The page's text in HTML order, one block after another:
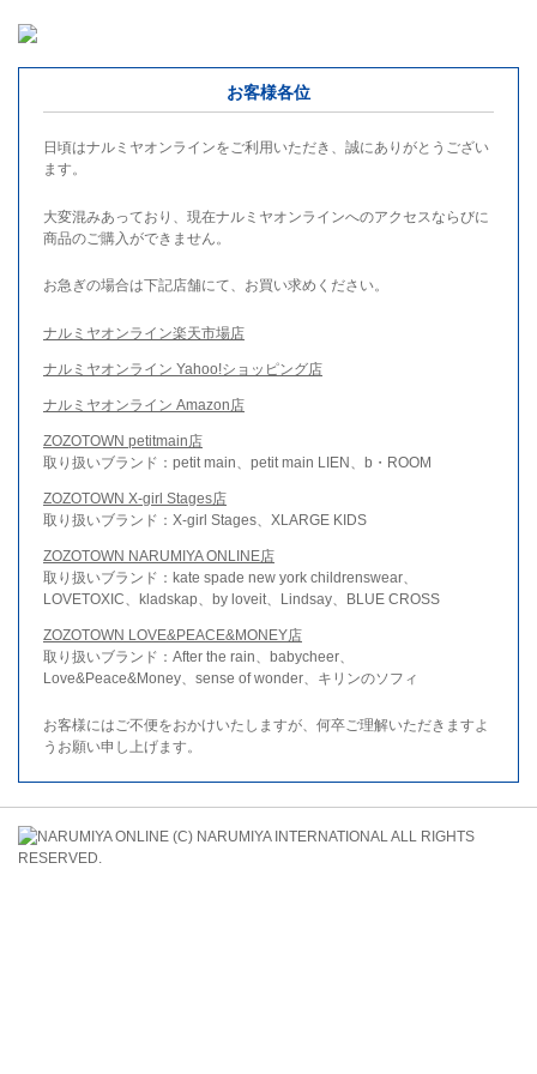
お客様各位
日頃はナルミヤオンラインをご利用いただき、誠にありがとうござい
ます。
大変混みあっており、現在ナルミヤオンラインへのアクセスならびに
商品のご購入ができません。
お急ぎの場合は下記店舗にて、お買い求めください。
ナルミヤオンライン楽天市場店
ナルミヤオンライン Yahoo!ショッピング店
ナルミヤオンライン Amazon店
ZOZOTOWN petitmain店
取り扱いブランド：petit main、petit main LIEN、b・ROOM
ZOZOTOWN X-girl Stages店
取り扱いブランド：X-girl Stages、XLARGE KIDS
ZOZOTOWN NARUMIYA ONLINE店
取り扱いブランド：kate spade new york childrenswear、
LOVETOXIC、kladskap、by loveit、Lindsay、BLUE CROSS
ZOZOTOWN LOVE&PEACE&MONEY店
取り扱いブランド：After the rain、babycheer、
Love&Peace&Money、sense of wonder、キリンのソフィ
お客様にはご不便をおかけいたしますが、何卒ご理解いただきますよ
うお願い申し上げます。